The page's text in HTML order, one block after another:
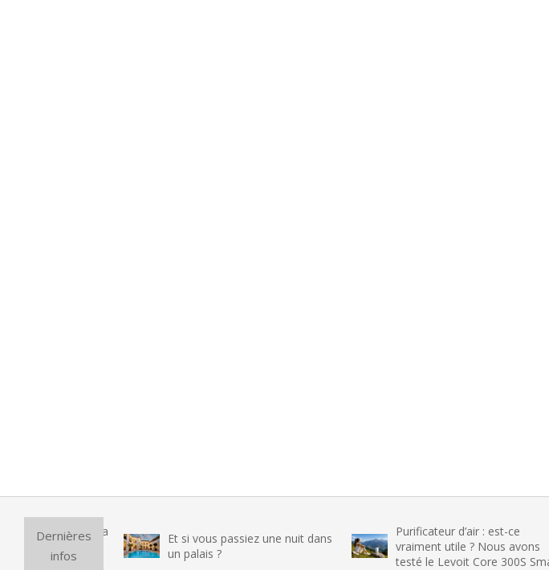
Dernières
infos
Et si vous passiez une nuit dans
un palais ?
Purificateur d’air : est-ce
vraiment utile ? Nous avons
testé le Levoit Core 300S Smart